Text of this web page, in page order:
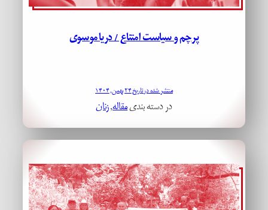
پرچم و سیاست امتناع / دریا موسوی
منتشر شده در تاریخ ۲۴ بهمن, ۱۴۰۴
در دسته بندیمقاله, زنان